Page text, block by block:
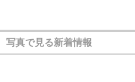
写真で見る新着情報